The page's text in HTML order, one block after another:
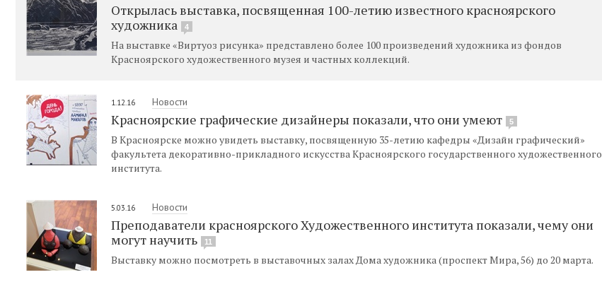
Открылась выставка, посвященная 100-летию известного красноярского
художника
4
На выставке «Виртуоз рисунка» представлено более 100 произведений художника из фондов
Красноярского художественного музея и частных коллекций.
1.12.16 Новости
Красноярские графические дизайнеры показали, что они умеют 5
В Красноярске можно увидеть выставку, посвященную 35-летию кафедры «Дизайн графический»
факультета декоративно-прикладного искусства Красноярского государственного художественного
института.
5.03.16 Новости
Преподаватели красноярского Художественного института показали, чему они
могут научить
11
Выставку можно посмотреть в выставочных залах Дома художника (проспект Мира, 56) до 20 марта.